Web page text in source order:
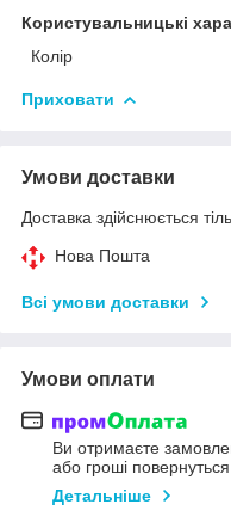
Користувальницькі
Колір
Приховати
Умови доставки
Доставка здійснюється
Нова Пошта
Всі умови доставки
Умови оплати
Ви отримаєте
або гроші
Детальніше